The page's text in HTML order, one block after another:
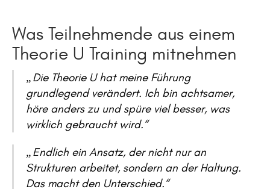
Was Teilnehmende aus einem
Theorie U Training mitnehmen
„Die Theorie U hat meine Führung
grundlegend verändert. Ich bin achtsamer,
höre anders zu und spüre viel besser, was
wirklich gebraucht wird.“
„Endlich ein Ansatz, der nicht nur an
Strukturen arbeitet, sondern an der Haltung.
Das macht den Unterschied.“